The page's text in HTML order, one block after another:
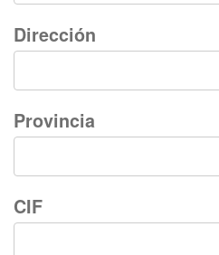
Dirección
Provincia
CIF